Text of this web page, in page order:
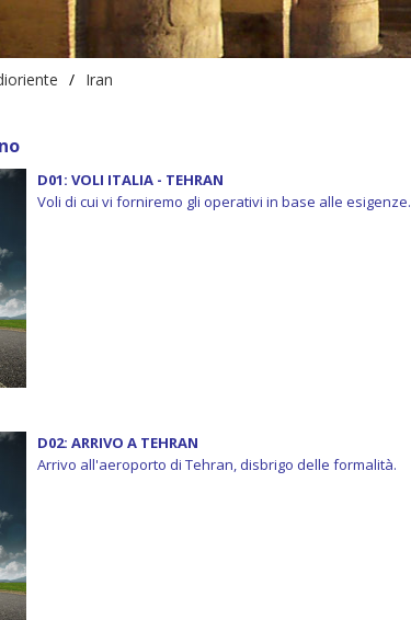
/ Iran
D01: VOLI ITALIA - TEHRAN
Voli di cui vi forniremo gli operativi in base alle esigenze.
D02: ARRIVO A TEHRAN
Arrivo all'aeroporto di Tehran, disbrigo delle formalità.